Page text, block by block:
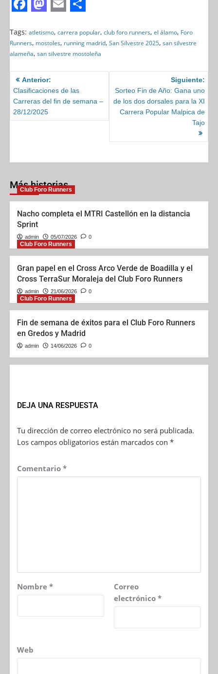
a
c
e
b
o
o
a
s
t
o
d
o
m
a
i
h
a
r
Tags: atletismo, carrera popular, club foro runners, el álamo, Foro
Runners, mostoles, running madrid, San Silvestre 2025, san silvestre
alameña, san silvestre mostoleña
Anterior:
Clasificaciones de las
Carreras del fin de semana –
28/12/2025
Siguiente:
Sorteo Fin de Año: Gana uno
de los dos dorsales para la XI
Carrera Popular Malpica de
Tajo
Más historias
Club Foro Runners
Nacho completa el MTRI Castellón en la distancia
Sprint
admin 05/07/2026 0
Club Foro Runners
Gran papel en el Cross Arco Verde de Boadilla y el
Cross TerraSur Moraleja del Club Foro Runners
admin 21/06/2026 0
Club Foro Runners
Fin de semana de éxitos para el Club Foro Runners
en Gredos y Madrid
admin 14/06/2026 0
DEJA UNA RESPUESTA
Tu dirección de correo electrónico no será publicada.
Los campos obligatorios están marcados con *
Comentario *
Nombre *
Correo
electrónico *
Web